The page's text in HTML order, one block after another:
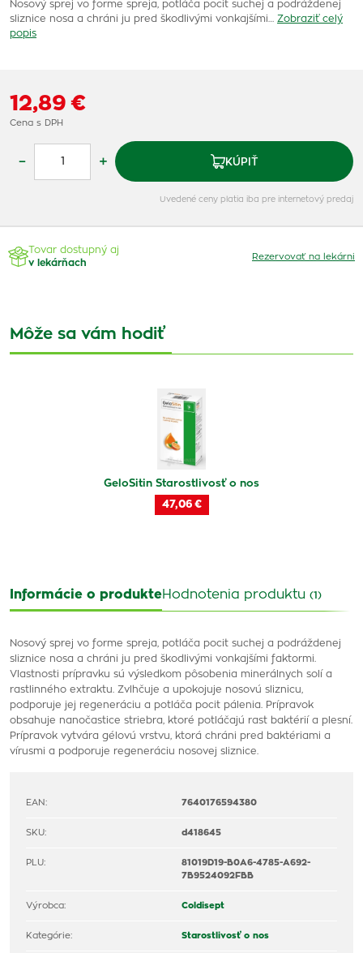
Nosový sprej vo forme spreja, potláča pocit suchej a podráždenej
sliznice nosa a chráni ju pred škodlivými vonkajšími…
Zobraziť celý
popis
12,89 €
Cena s DPH
– + KÚPIŤ
Uvedené ceny platia iba pre internetový predaj
Tovar dostupný aj
v lekárňach
Rezervovať na lekárni
Môže sa vám hodiť
GeloSitin Starostlivosť o nos
47,06 €
Informácie o produkteHodnotenia produktu (1)
Nosový sprej vo forme spreja, potláča pocit suchej a podráždenej
sliznice nosa a chráni ju pred škodlivými vonkajšími faktormi.
Vlastnosti prípravku sú výsledkom pôsobenia minerálnych solí a
rastlinného extraktu. Zvlhčuje a upokojuje nosovú sliznicu,
podporuje jej regeneráciu a potláča pocit pálenia. Prípravok
obsahuje nanočastice striebra, ktoré potláčajú rast baktérií a plesní.
Prípravok vytvára gélovú vrstvu, ktorá chráni pred baktériami a
vírusmi a podporuje regeneráciu nosovej sliznice.
EAN: 7640176594380
SKU: d418645
PLU:
81019D19-B0A6-4785-A692-
7B9524092FBB
Výrobca: Coldisept
Kategórie: Starostlivosť o nos